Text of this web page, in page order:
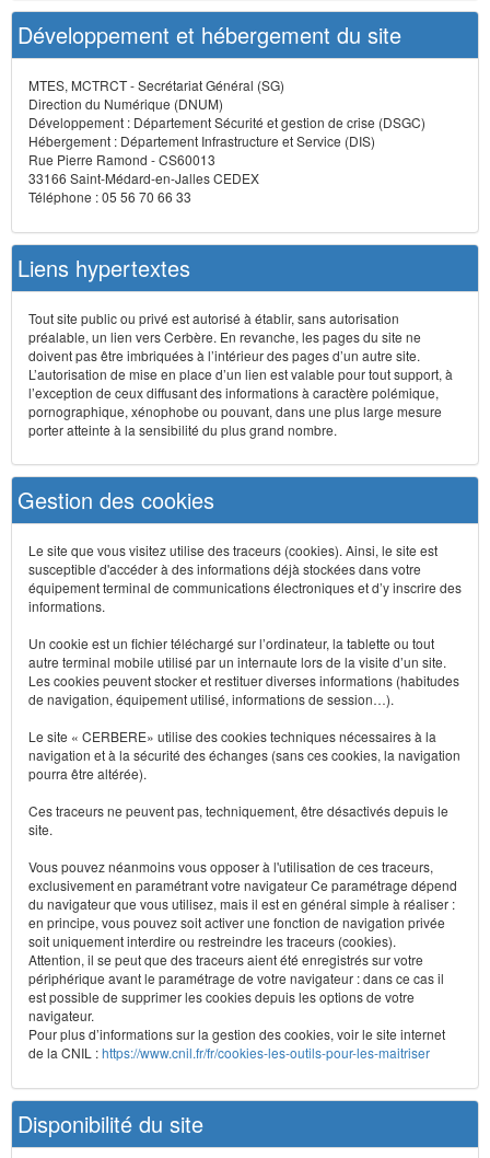
Développement et hébergement du site
MTES, MCTRCT - Secrétariat Général (SG)
Direction du Numérique (DNUM)
Développement : Département Sécurité et gestion de crise (DSGC)
Hébergement : Département Infrastructure et Service (DIS)
Rue Pierre Ramond - CS60013
33166 Saint-Médard-en-Jalles CEDEX
Téléphone : 05 56 70 66 33
Liens hypertextes
Tout site public ou privé est autorisé à établir, sans autorisation
préalable, un lien vers Cerbère. En revanche, les pages du site ne
doivent pas être imbriquées à l’intérieur des pages d’un autre site.
L’autorisation de mise en place d’un lien est valable pour tout support, à
l’exception de ceux diffusant des informations à caractère polémique,
pornographique, xénophobe ou pouvant, dans une plus large mesure
porter atteinte à la sensibilité du plus grand nombre.
Gestion des cookies
Le site que vous visitez utilise des traceurs (cookies). Ainsi, le site est
susceptible d'accéder à des informations déjà stockées dans votre
équipement terminal de communications électroniques et d’y inscrire des
informations.
Un cookie est un fichier téléchargé sur l’ordinateur, la tablette ou tout
autre terminal mobile utilisé par un internaute lors de la visite d’un site.
Les cookies peuvent stocker et restituer diverses informations (habitudes
de navigation, équipement utilisé, informations de session…).
Le site « CERBERE» utilise des cookies techniques nécessaires à la
navigation et à la sécurité des échanges (sans ces cookies, la navigation
pourra être altérée).
Ces traceurs ne peuvent pas, techniquement, être désactivés depuis le
site.
Vous pouvez néanmoins vous opposer à l'utilisation de ces traceurs,
exclusivement en paramétrant votre navigateur Ce paramétrage dépend
du navigateur que vous utilisez, mais il est en général simple à réaliser :
en principe, vous pouvez soit activer une fonction de navigation privée
soit uniquement interdire ou restreindre les traceurs (cookies).
Attention, il se peut que des traceurs aient été enregistrés sur votre
périphérique avant le paramétrage de votre navigateur : dans ce cas il
est possible de supprimer les cookies depuis les options de votre
navigateur.
Pour plus d’informations sur la gestion des cookies, voir le site internet
de la CNIL :https://www.cnil.fr/fr/cookies-les-outils-pour-les-maitriser
Disponibilité du site